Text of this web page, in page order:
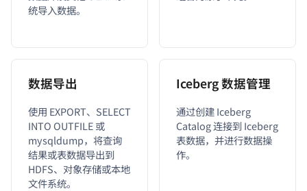
统导入数据。
数据导出
使用 EXPORT、SELECT
INTO OUTFILE 或
mysqldump，将查询
结果或表数据导出到
HDFS、对象存储或本地
文件系统。
Iceberg 数据管理
通过创建 Iceberg
Catalog 连接到 Iceberg
表数据，并进行数据操
作。